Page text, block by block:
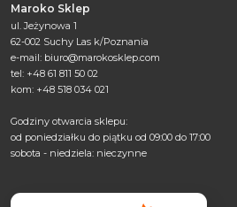
Maroko Sklep
ul. Jeżynowa 1
62-002 Suchy Las k/Poznania
e-mail: biuro@marokosklep.com
tel: +48 61 811 50 02
kom: +48 518 034 021
Godziny otwarcia sklepu:
od poniedziałku do piątku od 09:00 do 17:00
sobota - niedziela: nieczynne